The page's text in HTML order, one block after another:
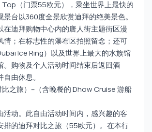
（门票55欧元），乘坐世界上最快的
景台以360度全景欣赏迪拜的绝美景色。
在迪拜购物中心内的唐人街主题街区漫
情；在标志性的瀑布区拍照留念；还可
Ice Ring）以及世界上最大的水族馆
。购物及个人活动时间结束后返回酒
由休息。
之旅）–（含晚餐的 Dhow Cruise 游船
活动。此自由活动时间内，感兴趣的客
排的迪拜对比之旅（55欧元）。在本行